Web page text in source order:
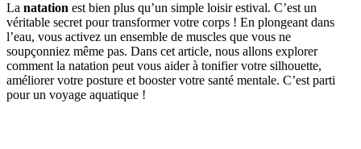
La natation est bien plus qu’un simple loisir estival. C’est un
véritable secret pour transformer votre corps ! En plongeant dans
l’eau, vous activez un ensemble de muscles que vous ne
soupçonniez même pas. Dans cet article, nous allons explorer
comment la natation peut vous aider à tonifier votre silhouette,
améliorer votre posture et booster votre santé mentale. C’est parti
pour un voyage aquatique !